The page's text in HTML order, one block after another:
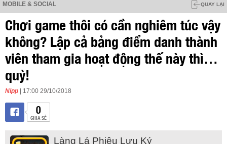
MOBILE & SOCIAL QUAY LẠI
Chơi game thôi có cần nghiêm túc vậy
không? Lập cả bảng điểm danh thành
viên tham gia hoạt động thế này thì…
quỳ!
Nipp | 17:00 29/10/2018
0
CHIA SẺ
Làng Lá Phiêu Lưu Ký